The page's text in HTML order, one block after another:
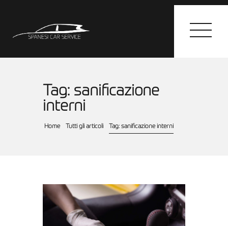
Tag: sanificazione
interni
Home Tutti gli articoli Tag: sanificazione interni